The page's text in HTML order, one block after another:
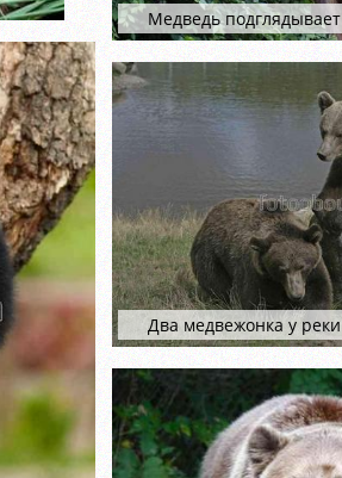
Медведь подглядывает
Два медвежонка у реки